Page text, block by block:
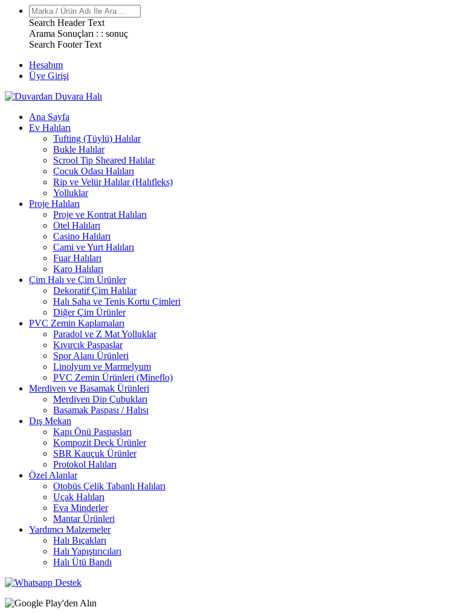
Search Header Text
Arama Sonuçları : : sonuç
Search Footer Text
Hesabım
Üye Girişi
Ana Sayfa
Ev Halıları
Tufting (Tüylü) Halılar
Bukle Halılar
Scrool Tip Sheared Halılar
Çocuk Odası Halıları
Rip ve Velür Halılar (Halıfleks)
Yolluklar
Proje Halıları
Proje ve Kontrat Halıları
Otel Halıları
Casino Halıları
Cami ve Yurt Halıları
Fuar Halıları
Karo Halıları
Çim Halı ve Çim Ürünler
Dekoratif Çim Halılar
Halı Saha ve Tenis Kortu Çimleri
Diğer Çim Ürünler
PVC Zemin Kaplamaları
Paradol ve Z Mat Yolluklar
Kıvırcık Paspaslar
Spor Alanı Ürünleri
Linolyum ve Marmelyum
PVC Zemin Ürünleri (Mineflo)
Merdiven ve Basamak Ürünleri
Merdiven Dip Çubukları
Basamak Paspası / Halısı
Dış Mekan
Kapı Önü Paspasları
Kompozit Deck Ürünler
SBR Kauçuk Ürünler
Protokol Halıları
Özel Alanlar
Otobüs Çelik Tabanlı Halıları
Uçak Halıları
Eva Minderler
Mantar Ürünleri
Yardımcı Malzemeler
Halı Bıçakları
Halı Yapıştırıcıları
Halı Ütü Bandı